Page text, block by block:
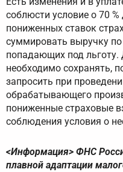
соблюсти условие о 70
пониженных ставок
суммировать выручку
попадающих под
необходимо сохранять,
запросить при
обрабатывающего
пониженные страховые
соблюдения условия о
<Информация> ФНС
плавной адаптации